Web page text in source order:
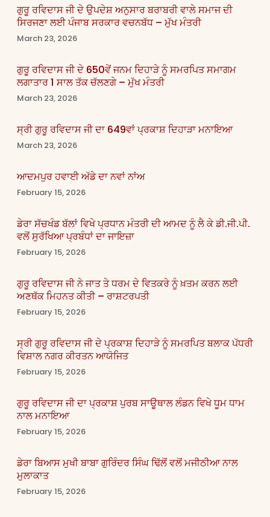
ਗੁਰੂ ਰਵਿਦਾਸ ਜੀ ਦੇ ਉਪਦੇਸ਼ ਅਨੁਸਾਰ ਬਰਾਬਰੀ ਵਾਲੇ ਸਮਾਜ ਦੀ
ਸਿਰਜਣਾ ਲਈ ਪੰਜਾਬ ਸਰਕਾਰ ਵਚਨਬੱਧ – ਮੁੱਖ ਮੰਤਰੀ
March 23, 2026
ਗੁਰੂ ਰਵਿਦਾਸ ਜੀ ਦੇ 650ਵੇਂ ਜਨਮ ਦਿਹਾੜੇ ਨੂੰ ਸਮਰਪਿਤ ਸਮਾਗਮ
ਲਗਾਤਾਰ 1 ਸਾਲ ਤੱਕ ਚੱਲਣਗੇ – ਮੁੱਖ ਮੰਤਰੀ
March 23, 2026
ਸ੍ਰੀ ਗੁਰੂ ਰਵਿਦਾਸ ਜੀ ਦਾ 649ਵਾਂ ਪ੍ਰਕਾਸ਼ ਦਿਹਾੜਾ ਮਨਾਇਆ
March 23, 2026
ਆਦਮਪੁਰ ਹਵਾਈ ਅੱਡੇ ਦਾ ਨਵਾਂ ਨਾਂਅ
February 15, 2026
ਡੇਰਾ ਸੱਚਖੰਡ ਬੱਲਾਂ ਵਿਖੇ ਪ੍ਰਧਾਨ ਮੰਤਰੀ ਦੀ ਆਮਦ ਨੂੰ ਲੈ ਕੇ ਡੀ.ਜੀ.ਪੀ.
ਵਲੋਂ ਸੁਰੱਖਿਆ ਪ੍ਰਬੰਧਾਂ ਦਾ ਜਾਇਜ਼ਾ
February 15, 2026
ਗੁਰੂ ਰਵਿਦਾਸ ਜੀ ਨੇ ਜਾਤ ਤੇ ਧਰਮ ਦੇ ਵਿਤਕਰੇ ਨੂੰ ਖ਼ਤਮ ਕਰਨ ਲਈ
ਅਣਥੱਕ ਮਿਹਨਤ ਕੀਤੀ – ਰਾਸ਼ਟਰਪਤੀ
February 15, 2026
ਸ੍ਰੀ ਗੁਰੂ ਰਵਿਦਾਸ ਜੀ ਦੇ ਪ੍ਰਕਾਸ਼ ਦਿਹਾੜੇ ਨੂੰ ਸਮਰਪਿਤ ਬਲਾਕ ਪੱਧਰੀ
ਵਿਸ਼ਾਲ ਨਗਰ ਕੀਰਤਨ ਆਯੋਜਿਤ
February 15, 2026
ਗੁਰੂ ਰਵਿਦਾਸ ਜੀ ਦਾ ਪ੍ਰਕਾਸ਼ ਪੁਰਬ ਸਾਊਥਾਲ ਲੰਡਨ ਵਿਖੇ ਧੂਮ ਧਾਮ
ਨਾਲ ਮਨਾਇਆ
February 15, 2026
ਡੇਰਾ ਬਿਆਸ ਮੁਖੀ ਬਾਬਾ ਗੁਰਿੰਦਰ ਸਿੰਘ ਢਿੱਲੋਂ ਵਲੋਂ ਮਜੀਠੀਆ ਨਾਲ
ਮੁਲਾਕਾਤ
February 15, 2026